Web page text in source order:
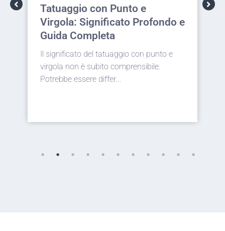
Tatuaggio con Punto e
Virgola: Significato Profondo e
Guida Completa
Il significato del tatuaggio con punto e
virgola non è subito comprensibile.
Potrebbe essere differ...